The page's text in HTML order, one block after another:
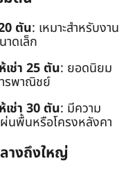
ตัน: เหมาะสำหรับงาน
าดเล็ก
เช่า 25 ตัน: ยอดนิยม
รพาณิชย์
เช่า 30 ตัน: มีความ
นพื้นหรือโครงหลังคา
างถึงใหญ่